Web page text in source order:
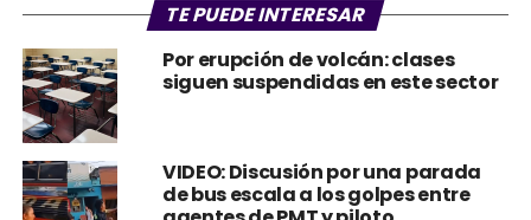
TE PUEDE INTERESAR
Por erupción de volcán: clases
siguen suspendidas en este sector
VIDEO: Discusión por una parada
de bus escala a los golpes entre